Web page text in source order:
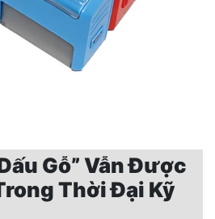
Gỗ” Vẫn Được
Thời Đại Kỹ